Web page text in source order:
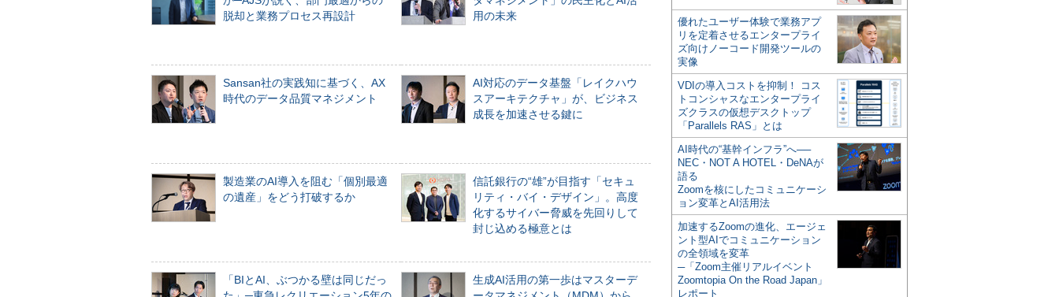
脱却と業務プロセス再設計
用の未来
Sansan社の実践知に基づく、AX
時代のデータ品質マネジメント
AI対応のデータ基盤「レイクハウ
スアーキテクチャ」が、ビジネス
成長を加速させる鍵に
製造業のAI導入を阻む「個別最適
の遺産」をどう打破するか
信託銀行の“雄”が目指す「セキュ
リティ・バイ・デザイン」。高度
化するサイバー脅威を先回りして
封じ込める極意とは
「BIとAI、ぶつかる壁は同じだっ
生成AI活用の第一歩はマスターデ
優れたユーザー体験で業務アプ
リを定着させるエンタープライ
ズ向けノーコード開発ツールの
実像
VDIの導入コストを抑制！ コス
トコンシャスなエンタープライ
ズクラスの仮想デスクトップ
「Parallels RAS」とは
AI時代の“基幹インフラ”へ──
NEC・NOT A HOTEL・DeNAが
語る
Zoomを核にしたコミュニケーシ
ョン変革とAI活用法
加速するZoomの進化、エージェ
ント型AIでコミュニケーション
の全領域を変革
─「Zoom主催リアルイベント
Zoomtopia On the Road Japan」
レポート